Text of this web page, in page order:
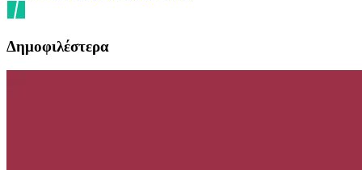
Δημοφιλέστερα